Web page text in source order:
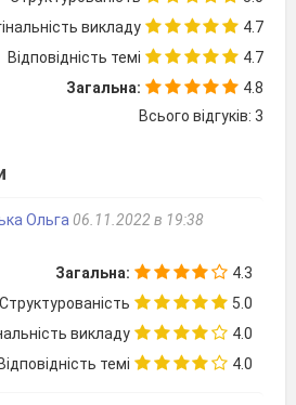
навчатись.
моменти,
«картина»?
відповідають
знань учнів.
загадка, а від вас
викладу
4.7
Відповідність темі
4.7
Загальна:
4.8
Всього відгуків: 3
Ольга 06.11.2022 в 19:38
Загальна:
4.3
Структурованість
5.0
викладу
4.0
Відповідність темі
4.0